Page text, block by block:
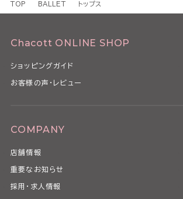
TOP BALLET トップス
Chacott ONLINE SHOP
ショッピングガイド
お客様の声・レビュー
COMPANY
店舗情報
重要なお知らせ
採用・求人情報